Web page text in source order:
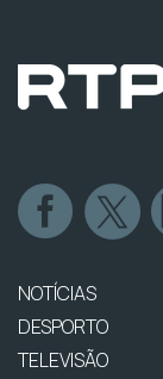
NOTÍCIAS
DESPORTO
TELEVISÃO